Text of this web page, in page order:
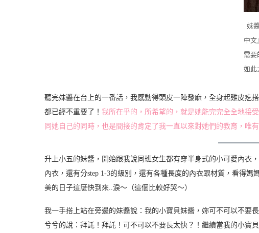
妹
中文
需要
如此
聽完妹醬在台上的一番話，我感動得頭皮一陣發麻，全身起雞皮疙
都已經不重要了！ 我所在乎的，所希望的，就是她能完完全全地接
同她自己的同時，也是間接的肯定了我一直以來對她們的教育，唯
升上小五的妹醬，開始跟我說同班女生都有穿半身式的小可愛內衣
內衣，還有分step 1-3的級別，還有各種長度的內衣跟材質，看得
美的日子這麼快到來..淚～（這個比較好哭～）
我一手搭上站在旁邊的妹醬說：我的小寶貝妹醬，妳可不可以不要
兮兮的說：拜託！拜託！可不可以不要長太快？！繼續當我的小寶